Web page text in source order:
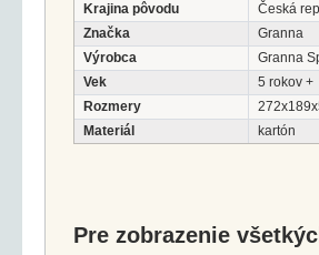
Krajina pôvodu
Česká
Značka
Granna
Výrobca
Granna
Vek
5 rokov +
Rozmery
Materiál
kartón
Pre zobrazenie